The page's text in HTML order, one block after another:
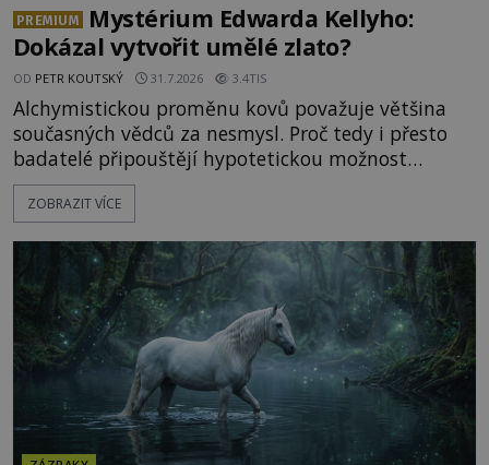
PREMIUM
Mystérium Edwarda Kellyho:
Dokázal vytvořit umělé zlato?
OD PETR KOUTSKÝ 31.7.2026 3.4TIS
Alchymistickou proměnu kovů považuje většina
současných vědců za nesmysl. Proč tedy i přesto
badatelé připouštějí hypotetickou možnost
transmutace? Mohl její podstatu odhalit anglický
alchymista, vědec a dobrodruh Edward Kelly?
Měšťané pozorují konání muže, který se stává
nesmrtelnou legendou již během
ZOBRAZIT VÍCE